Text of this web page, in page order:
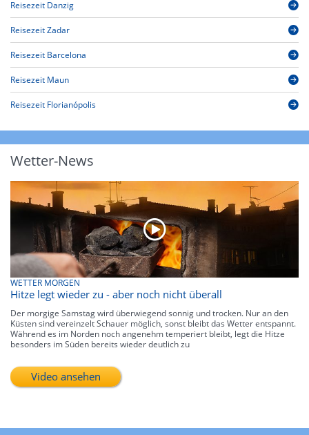
Reisezeit Danzig
Reisezeit Zadar
Reisezeit Barcelona
Reisezeit Maun
Reisezeit Florianópolis
Wetter-News
WETTER MORGEN
Hitze legt wieder zu - aber noch nicht überall
Der morgige Samstag wird überwiegend sonnig und trocken. Nur an den
Küsten sind vereinzelt Schauer möglich, sonst bleibt das Wetter entspannt.
Während es im Norden noch angenehm temperiert bleibt, legt die Hitze
besonders im Süden bereits wieder deutlich zu
Video ansehen